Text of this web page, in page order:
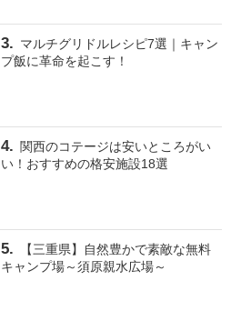
マルチグリドルレシピ7選｜キャン
プ飯に革命を起こす！
関西のコテージは安いところがい
い！おすすめの格安施設18選
【三重県】自然豊かで素敵な無料
キャンプ場～須原親水広場～